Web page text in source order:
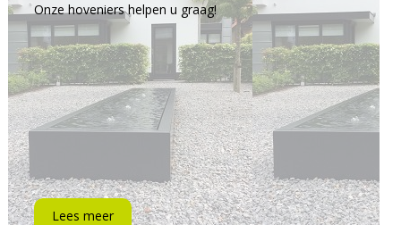
Onze hoveniers helpen u graag!
Lees meer